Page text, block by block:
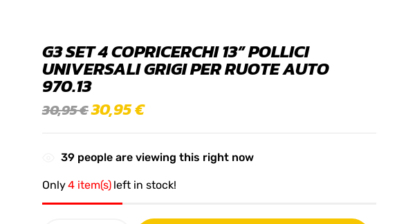
G3 SET 4 COPRICERCHI 13” POLLICI
UNIVERSALI GRIGI PER RUOTE AUTO
970.13
30,95€30,95€
39 people are viewing this right now
Only4 item(s) left in stock!